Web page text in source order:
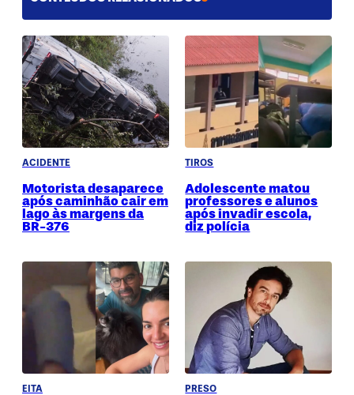
ACIDENTE
Motorista desaparece
após caminhão cair em
lago às margens da
BR-376
TIROS
Adolescente matou
professores e alunos
após invadir escola,
diz polícia
EITA PRESO